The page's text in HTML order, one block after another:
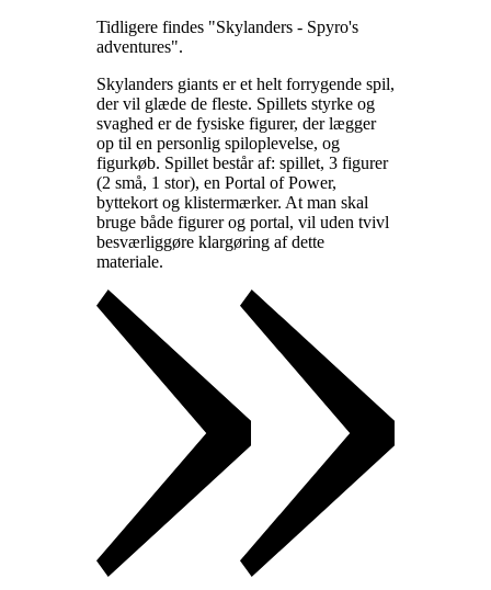
Tidligere findes "Skylanders - Spyro's
adventures".
Skylanders giants er et helt forrygende spil,
der vil glæde de fleste. Spillets styrke og
svaghed er de fysiske figurer, der lægger
op til en personlig spiloplevelse, og
figurkøb. Spillet består af: spillet, 3 figurer
(2 små, 1 stor), en Portal of Power,
byttekort og klistermærker. At man skal
bruge både figurer og portal, vil uden tvivl
besværliggøre klargøring af dette
materiale.